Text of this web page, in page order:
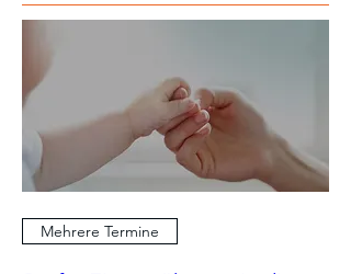
Mehrere Termine